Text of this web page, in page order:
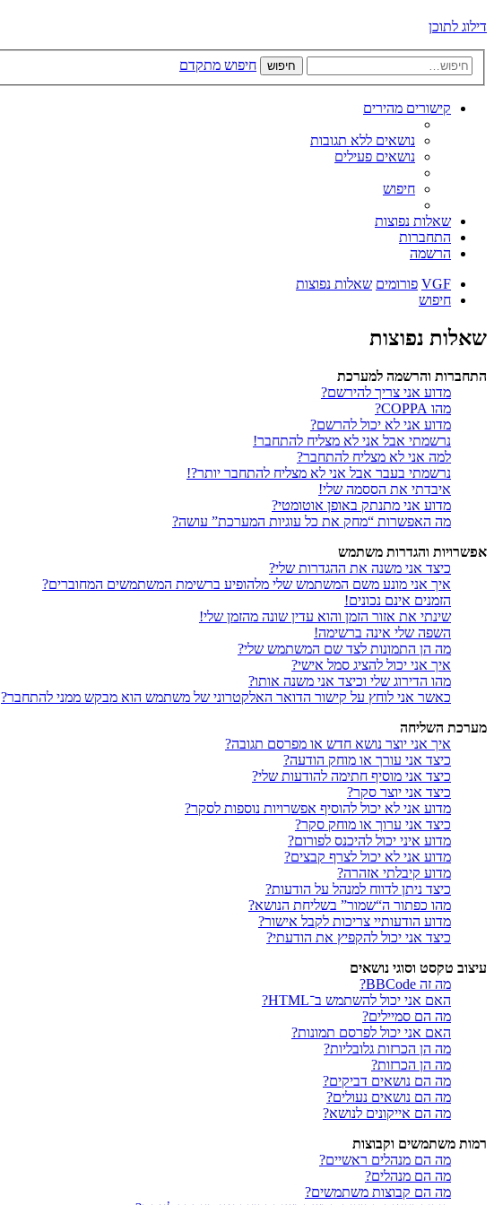
דילוג לתוכן
חיפוש חיפוש מתקדם
קישורים מהירים
נושאים ללא תגובות
נושאים פעילים
חיפוש
שאלות נפוצות
התחברות
הרשמה
VGF פורומים שאלות נפוצות
חיפוש
שאלות נפוצות
התחברות והרשמה למערכת
מדוע אני צריך להירשם?
מהו COPPA?
מדוע אני לא יכול להרשם?
נרשמתי אבל אני לא מצליח להתחבר!
למה אני לא מצליח להתחבר?
נרשמתי בעבר אבל אני לא מצליח להתחבר יותר?!
איבדתי את הססמה שלי!
מדוע אני מתנתק באופן אוטומטי?
מה האפשרות “מחק את כל עוגיות המערכת” עושה?
אפשרויות והגדרות משתמש
כיצד אני משנה את ההגדרות שלי?
איך אני מונע משם המשתמש שלי מלהופיע ברשימת המשתמשים המחוברים?
הזמנים אינם נכונים!
שינתי את אזור הזמן והוא עדין שונה מהזמן שלי!
השפה שלי אינה ברשימה!
מה הן התמונות לצד שם המשתמש שלי?
איך אני יכול להציג סמל אישי?
מהו הדירוג שלי וכיצד אני משנה אותו?
כאשר אני לוחץ על קישור הדואר האלקטרוני של משתמש הוא מבקש ממני להתחבר?
מערכת השליחה
איך אני יוצר נושא חדש או מפרסם תגובה?
כיצד אני עורך או מוחק הודעה?
כיצד אני מוסיף חתימה להודעות שלי?
כיצד אני יוצר סקר?
מדוע אני לא יכול להוסיף אפשרויות נוספות לסקר?
כיצד אני ערוך או מוחק סקר?
מדוע איני יכול להיכנס לפורום?
מדוע אני לא יכול לצרף קבצים?
מדוע קיבלתי אזהרה?
כיצד ניתן לדווח למנהל על הודעות?
מהו כפתור ה“שמור” בשליחת הנושא?
מדוע הודעותיי צריכות לקבל אישור?
כיצד אני יכול להקפיץ את הודעתי?
עיצוב טקסט וסוגי נושאים
מה זה BBCode?
האם אני יכול להשתמש ב־HTML?
מה הם סמיילים?
האם אני יכול לפרסם תמונות?
מה הן הכרזות גלובליות?
מה הן הכרזות?
מה הם נושאים דביקים?
מה הם נושאים נעולים?
מה הם אייקונים לנושא?
רמות משתמשים וקבוצות
מה הם מנהלים ראשיים?
מה הם מנהלים?
מה הם קבוצות משתמשים?